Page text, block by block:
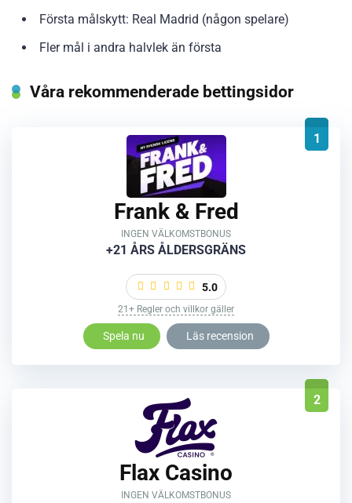
Första målskytt: Real Madrid (någon spelare)
Fler mål i andra halvlek än första
Våra rekommenderade bettingsidor
1
Frank & Fred
INGEN VÄLKOMSTBONUS
+21 ÅRS ÅLDERSGRÄNS
5.0
21+ Regler och villkor gäller
Spela nu Läs recension
2
Flax Casino
INGEN VÄLKOMSTBONUS